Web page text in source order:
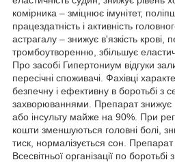
комірника – зміцнює імунітет,
працездатність і активність
астрагалу – знижує в'язкість крові,
тромбоутворенню, збільшує
Про засобі Гипертониум відгуки
пересічні споживачі. Фахівці
безпечну і ефективну в боротьбі з
захворюваннями. Препарат знижує
або інсульту майже на 90%. При
кошти зменшуються головні болі,
тиск, нормалізується сон.
Всесвітньої організації по